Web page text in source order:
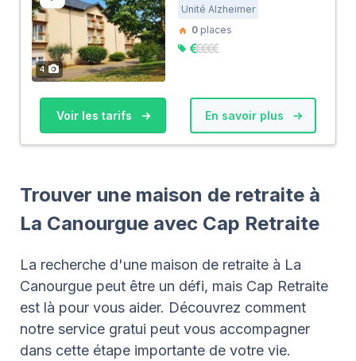
4
Unité Alzheimer
0 places
Voir les tarifs En savoir plus
Trouver une maison de retraite à
La Canourgue avec Cap Retraite
La recherche d'une maison de retraite à La
Canourgue peut être un défi, mais Cap Retraite
est là pour vous aider. Découvrez comment
notre service gratui peut vous accompagner
dans cette étape importante de votre vie.